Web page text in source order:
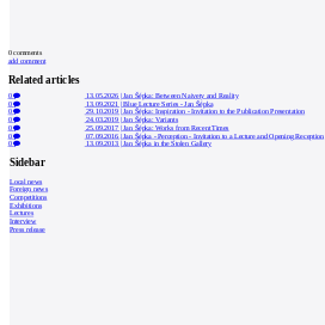
0comments
add comment
Related articles
0 13.05.2026 | Jan Šépka: Between Naivety and Reality
0 13.09.2021 |Blue Lecture Series - Jan Šépka
0 29.10.2019 |Jan Šépka: Inspiration - Invitation to the Publication Presentation
0 24.03.2019 | Jan Šépka: Variants
0 25.09.2017 | Jan Šépka: Works from Recent Times
0
07.09.2016 | Jan Šépka - Perception - Invitation to a Lecture and Opening Reception
0
13.09.2013 | Jan Šépka in the Stolen Gallery
Sidebar
Local news
Foreign news
Competitions
Exhibitions
Lectures
Interview
Press release